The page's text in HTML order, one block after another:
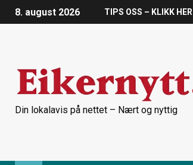
8. august 2026 TIPS OSS – KLIKK HER
Din lokalavis på nettet – Nært og nyttig